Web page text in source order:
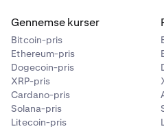
Gennemse kurser
Bitcoin-pris
Ethereum-pris
Dogecoin-pris
XRP-pris
Cardano-pris
Solana-pris
Litecoin-pris